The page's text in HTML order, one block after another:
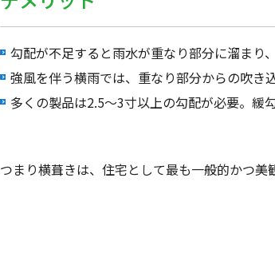
勾配が不足すると雨水が重なり部分に溜まり
強風を伴う横雨では、重なり部分からの吹き
多くの製品は2.5〜3寸以上の勾配が必要。緩
つまり横葺きは、住宅として最も一般的かつ美